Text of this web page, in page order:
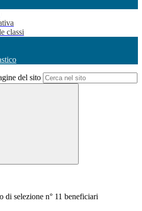
classi
del sito
selezione n° 11 beneficiari